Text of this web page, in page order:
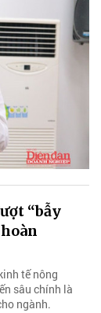
“bẫy
tế nông
sâu chính là
ngành.